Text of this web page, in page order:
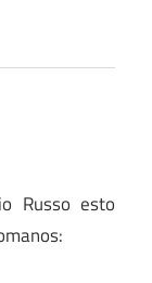
Russo esto